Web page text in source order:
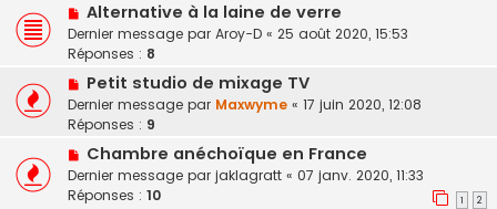
Alternative à la laine de verre
Dernier message par Aroy-D « 25 août 2020, 15:53
Réponses : 8
Petit studio de mixage TV
Dernier message par Maxwyme « 17 juin 2020, 12:08
Réponses : 9
Chambre anéchoïque en France
Dernier message par jaklagratt « 07 janv. 2020, 11:33
Réponses : 10 1 2